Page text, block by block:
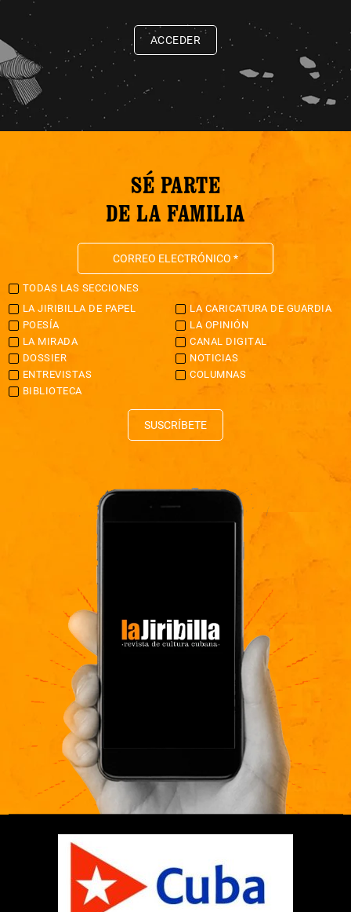
ACCEDER
SÉ PARTE
DE LA FAMILIA
TODAS LAS SECCIONES
LA JIRIBILLA DE PAPEL
LA CARICATURA DE GUARDIA
POESÍA
LA OPINIÓN
LA MIRADA
CANAL DIGITAL
DOSSIER
NOTICIAS
ENTREVISTAS
COLUMNAS
BIBLIOTECA
SUSCRÍBETE